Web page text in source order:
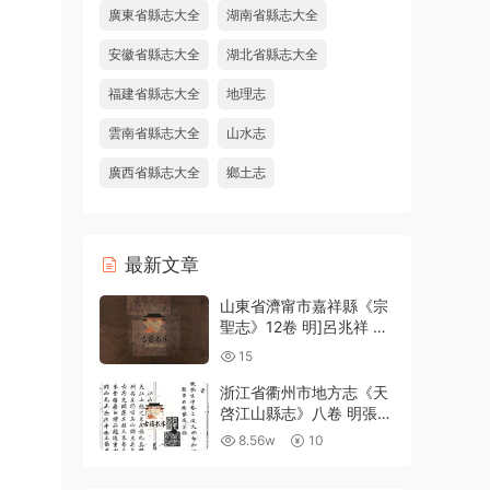
廣東省縣志大全 湖南省縣志大全
安徽省縣志大全 湖北省縣志大全
福建省縣志大全 地理志
雲南省縣志大全 山水志
廣西省縣志大全 鄉土志
最新文章
山東省濟甯市嘉祥縣《宗
聖志》12卷 明]呂兆祥 著
PDF高清電子版下載
15
浙江省衢州市地方志《天
啓江山縣志》八卷 明張鳳
翼 徐日葵纂修PDF高清電
8.56w 10